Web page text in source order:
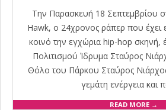
Την Παρασκευή 18 Σεπτεμβρίου
Hawk, ο 24χρονος ράπερ που έχει
κοινό την εγχώρια hip-hop σκηνή,
Πολιτισμού Ίδρυμα Σταύρος
Θόλο του Πάρκου Σταύρος
γεμάτη ενέργεια και
READ MORE →